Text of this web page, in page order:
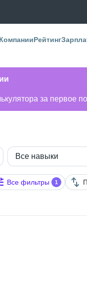
КомпанииРейтинг
за первое
Все навыки
Все фильтры 1